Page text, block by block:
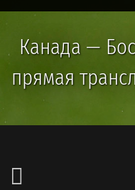
Канада —
прямая